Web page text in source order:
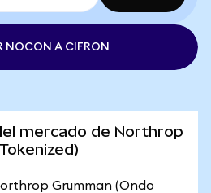
NOCON A CIFRON
mercado de Northrop
Grumman (Ondo